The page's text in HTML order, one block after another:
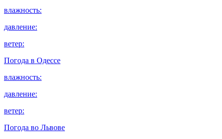
влажность:
давление:
ветер:
Погода в Одессе
влажность:
давление:
ветер:
Погода во Львове